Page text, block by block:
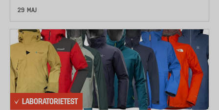
29 MAJ
LABORATORIETEST